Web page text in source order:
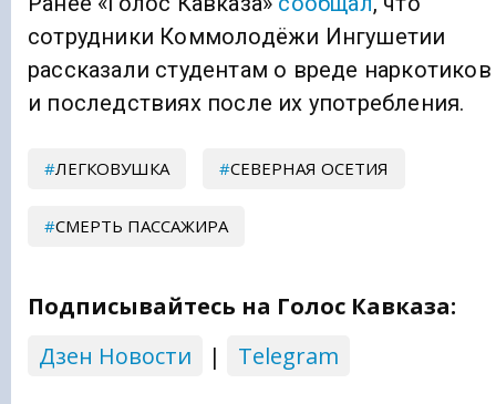
cотрудники Коммолодёжи Ингушетии
рассказали студентам о вреде наркотиков
и последствиях после их употребления.
ЛЕГКОВУШКА СЕВЕРНАЯ ОСЕТИЯ
СМЕРТЬ ПАССАЖИРА
Подписывайтесь на Голос Кавказа:
Дзен Новости
| Telegram